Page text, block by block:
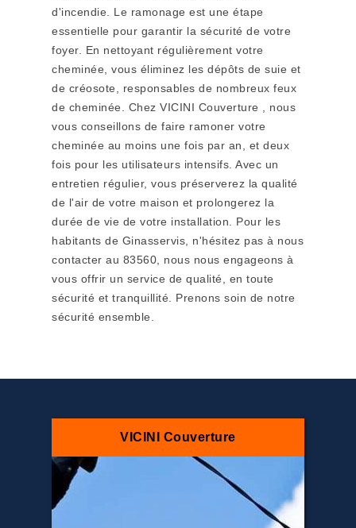
d'incendie. Le ramonage est une étape
essentielle pour garantir la sécurité de votre
foyer. En nettoyant régulièrement votre
cheminée, vous éliminez les dépôts de suie et
de créosote, responsables de nombreux feux
de cheminée. Chez VICINI Couverture , nous
vous conseillons de faire ramoner votre
cheminée au moins une fois par an, et deux
fois pour les utilisateurs intensifs. Avec un
entretien régulier, vous préserverez la qualité
de l'air de votre maison et prolongerez la
durée de vie de votre installation. Pour les
habitants de Ginasservis, n'hésitez pas à nous
contacter au 83560, nous nous engageons à
vous offrir un service de qualité, en toute
sécurité et tranquillité. Prenons soin de notre
sécurité ensemble.
VICINI Couverture